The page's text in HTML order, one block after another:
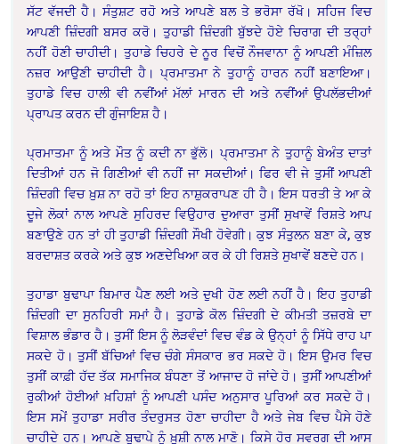
ਸੱਟ ਵੱਜਦੀ ਹੈ। ਸੰਤੁਸ਼ਟ ਰਹੋ ਅਤੇ ਆਪਣੇ ਬਲ ਤੇ ਭਰੋਸਾ ਰੱਖੋ। ਸਹਿਜ ਵਿਚ
ਆਪਣੀ ਜ਼ਿੰਦਗੀ ਬਸਰ ਕਰੋ। ਤੁਹਾਡੀ ਜ਼ਿੰਦਗੀ ਬੁੱਝਦੇ ਹੋਏ ਚਿਰਾਗ ਦੀ ਤਰ੍ਹਾਂ
ਨਹੀਂ ਹੋਣੀ ਚਾਹੀਦੀ। ਤੁਹਾਡੇ ਚਿਹਰੇ ਦੇ ਨੂਰ ਵਿਚੋਂ ਨੌਜਵਾਨਾ ਨੂੰ ਆਪਣੀ ਮੰਜ਼ਿਲ
ਨਜ਼ਰ ਆਉਣੀ ਚਾਹੀਦੀ ਹੈ। ਪ੍ਰਮਾਤਮਾ ਨੇ ਤੁਹਾਨੂੰ ਹਾਰਨ ਨਹੀਂ ਬਣਾਇਆ।
ਤੁਹਾਡੇ ਵਿਚ ਹਾਲੀ ਵੀ ਨਵੀਂਆਂ ਮੱਲਾਂ ਮਾਰਨ ਦੀ ਅਤੇ ਨਵੀਂਆਂ ਉਪਲੱਭਦੀਆਂ
ਪ੍ਰਾਪਤ ਕਰਨ ਦੀ ਗੁੰਜਾਇਸ਼ ਹੈ।
ਪ੍ਰਮਾਤਮਾ ਨੂੰ ਅਤੇ ਮੌਤ ਨੂੰ ਕਦੀ ਨਾ ਭੁੱਲੋ। ਪ੍ਰਮਾਤਮਾ ਨੇ ਤੁਹਾਨੂੰ ਬੇਅੰਤ ਦਾਤਾਂ
ਦਿਤੀਆਂ ਹਨ ਜੋ ਗਿਣੀਆਂ ਵੀ ਨਹੀਂ ਜਾ ਸਕਦੀਆਂ। ਫਿਰ ਵੀ ਜੇ ਤੁਸੀਂ ਆਪਣੀ
ਜ਼ਿੰਦਗੀ ਵਿਚ ਖ਼ੁਸ਼ ਨਾ ਰਹੋ ਤਾਂ ਇਹ ਨਾਸ਼ੁਕਰਾਪਣ ਹੀ ਹੈ। ਇਸ ਧਰਤੀ ਤੇ ਆ ਕੇ
ਦੂਜੇ ਲੋਕਾਂ ਨਾਲ ਆਪਣੇ ਸੁਹਿਰਦ ਵਿਉਹਾਰ ਦੁਆਰਾ ਤੁਸੀਂ ਸੁਖਾਵੇਂ ਰਿਸ਼ਤੇ ਆਪ
ਬਣਾਉਣੇ ਹਨ ਤਾਂ ਹੀ ਤੁਹਾਡੀ ਜ਼ਿੰਦਗੀ ਸੌਖੀ ਹੋਵੇਗੀ। ਕੁਝ ਸੰਤੁਲਨ ਬਣਾ ਕੇ, ਕੁਝ
ਬਰਦਾਸ਼ਤ ਕਰਕੇ ਅਤੇ ਕੁਝ ਅਣਦੇਖਿਆ ਕਰ ਕੇ ਹੀ ਰਿਸ਼ਤੇ ਸੁਖਾਵੇਂ ਬਣਦੇ ਹਨ।
ਤੁਹਾਡਾ ਬੁਢਾਪਾ ਬਿਮਾਰ ਪੈਣ ਲਈ ਅਤੇ ਦੁਖੀ ਹੋਣ ਲਈ ਨਹੀਂ ਹੈ। ਇਹ ਤੁਹਾਡੀ
ਜ਼ਿੰਦਗੀ ਦਾ ਸੁਨਹਿਰੀ ਸਮਾਂ ਹੈ। ਤੁਹਾਡੇ ਕੋਲ ਜ਼ਿੰਦਗੀ ਦੇ ਕੀਮਤੀ ਤਜ਼ਰਬੇ ਦਾ
ਵਿਸ਼ਾਲ ਭੰਡਾਰ ਹੈ। ਤੁਸੀਂ ਇਸ ਨੂੰ ਲੋੜਵੰਦਾਂ ਵਿਚ ਵੰਡ ਕੇ ਉਨ੍ਹਾਂ ਨੂੰ ਸਿੱਧੇ ਰਾਹ ਪਾ
ਸਕਦੇ ਹੋ। ਤੁਸੀਂ ਬੱਚਿਆਂ ਵਿਚ ਚੰਗੇ ਸੰਸਕਾਰ ਭਰ ਸਕਦੇ ਹੋ। ਇਸ ਉਮਰ ਵਿਚ
ਤੁਸੀਂ ਕਾਫ਼ੀ ਹੱਦ ਤੱਕ ਸਮਾਜਿਕ ਬੰਧਣਾ ਤੋਂ ਆਜਾਦ ਹੋ ਜਾਂਦੇ ਹੋ। ਤੁਸੀਂ ਆਪਣੀਆਂ
ਰੁਕੀਆਂ ਹੋਈਆਂ ਖ਼ਹਿਸ਼ਾਂ ਨੂੰ ਆਪਣੀ ਪਸੰਦ ਅਨੁਸਾਰ ਪੂਰਿਆਂ ਕਰ ਸਕਦੇ ਹੋ।
ਇਸ ਸਮੇਂ ਤੁਹਾਡਾ ਸਰੀਰ ਤੰਦਰੁਸਤ ਹੋਣਾ ਚਾਹੀਦਾ ਹੈ ਅਤੇ ਜੇਬ ਵਿਚ ਪੈਸੇ ਹੋਣੇ
ਚਾਹੀਦੇ ਹਨ। ਆਪਣੇ ਬੁਢਾਪੇ ਨੂੰ ਖ਼ੁਸ਼ੀ ਨਾਲ ਮਾਣੋ। ਕਿਸੇ ਹੋਰ ਸਵਰਗ ਦੀ ਆਸ